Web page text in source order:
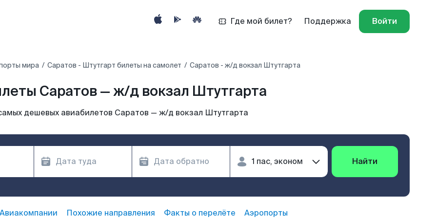
Где мой билет? Поддержка Войти
мира Саратов - Штутгарт билеты на самолет Саратов - ж/д вокзал Штутгарта
Саратов — ж/д вокзал Штутгарта
дешевых авиабилетов Саратов — ж/д вокзал Штутгарта
Найти
Похожие направления Факты о перелёте Аэропорты